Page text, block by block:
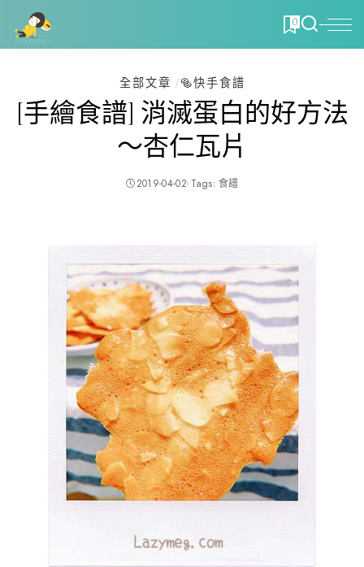
0
全部文章 🥯快手食譜
[手繪食譜] 消滅蛋白的好方法
～杏仁瓦片
2019-04-02 Tags: 食譜